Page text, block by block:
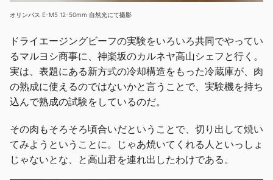
オリンパス E-M5 12-50mm 自然光にて撮影
ドライエージングビーフの実験をいろいろ共同でやってい
るマルヨシ商事に、神楽坂のカルネヤ高山シェフと行く。
実は、表題にある新方式の冷却構造をもった冷蔵庫が、肉
の熟成に使えるのではないかと言うことで、実験機を持ち
込んで熟成の試験をしているのだ。
その肉もそろそろ頃合いだということで、切り出して焼い
てみようということに。じゃあ焼いてくれる人といっしょ
じゃないとな、と高山君を連れ出したわけである。